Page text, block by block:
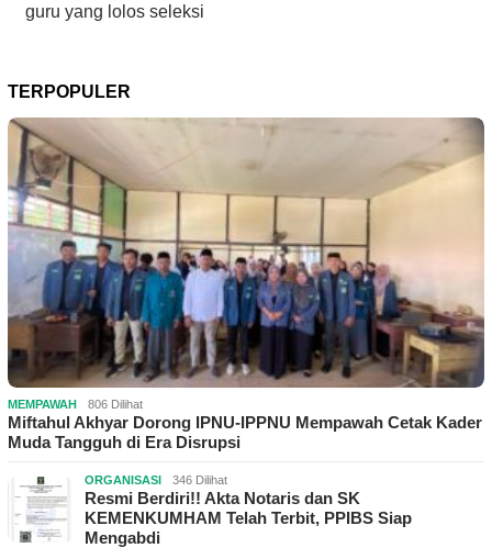
guru yang lolos seleksi
TERPOPULER
MEMPAWAH 806 Dilihat
Miftahul Akhyar Dorong IPNU-IPPNU Mempawah Cetak Kader
Muda Tangguh di Era Disrupsi
ORGANISASI 346 Dilihat
Resmi Berdiri!! Akta Notaris dan SK
KEMENKUMHAM Telah Terbit, PPIBS Siap
Mengabdi